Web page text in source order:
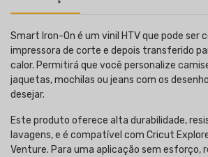
Smart Iron-On é um vinil HTV que pode ser
impressora de corte e depois transferido
calor. Permitirá que você personalize
jaquetas, mochilas ou jeans com os
desejar.
Este produto oferece alta durabilidade,
lavagens, e é compatível com Cricut
Venture. Para uma aplicação sem esforço,